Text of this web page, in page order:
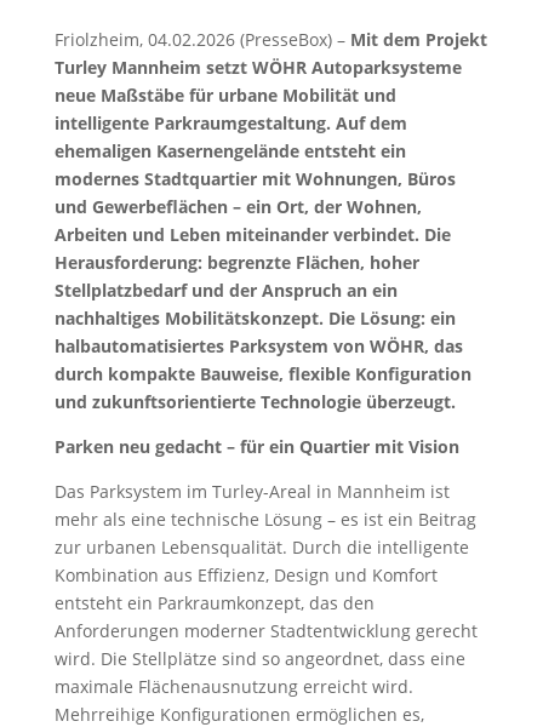
Friolzheim, 04.02.2026 (PresseBox) – Mit dem Projekt
Turley Mannheim setzt WÖHR Autoparksysteme
neue Maßstäbe für urbane Mobilität und
intelligente Parkraumgestaltung. Auf dem
ehemaligen Kasernengelände entsteht ein
modernes Stadtquartier mit Wohnungen, Büros
und Gewerbeflächen – ein Ort, der Wohnen,
Arbeiten und Leben miteinander verbindet. Die
Herausforderung: begrenzte Flächen, hoher
Stellplatzbedarf und der Anspruch an ein
nachhaltiges Mobilitätskonzept. Die Lösung: ein
halbautomatisiertes Parksystem von WÖHR, das
durch kompakte Bauweise, flexible Konfiguration
und zukunftsorientierte Technologie überzeugt.
Parken neu gedacht – für ein Quartier mit Vision
Das Parksystem im Turley-Areal in Mannheim ist
mehr als eine technische Lösung – es ist ein Beitrag
zur urbanen Lebensqualität. Durch die intelligente
Kombination aus Effizienz, Design und Komfort
entsteht ein Parkraumkonzept, das den
Anforderungen moderner Stadtentwicklung gerecht
wird. Die Stellplätze sind so angeordnet, dass eine
maximale Flächenausnutzung erreicht wird.
Mehrreihige Konfigurationen ermöglichen es,